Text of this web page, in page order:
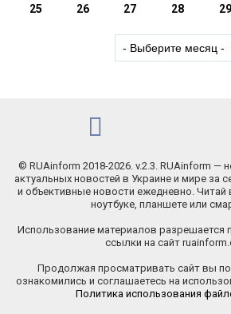
25
26 27 28 29
© RUAinform 2018-2026. v.2.3. RUAinform —
актуальных новостей в Украине и мире за
и объективные новости ежедневно.
ноутбуке, планшете или
Использование материалов разрешается
ссылки на сайт
Продолжая просматривать сайт вы
ознакомились и соглашаетесь на
Политика использования